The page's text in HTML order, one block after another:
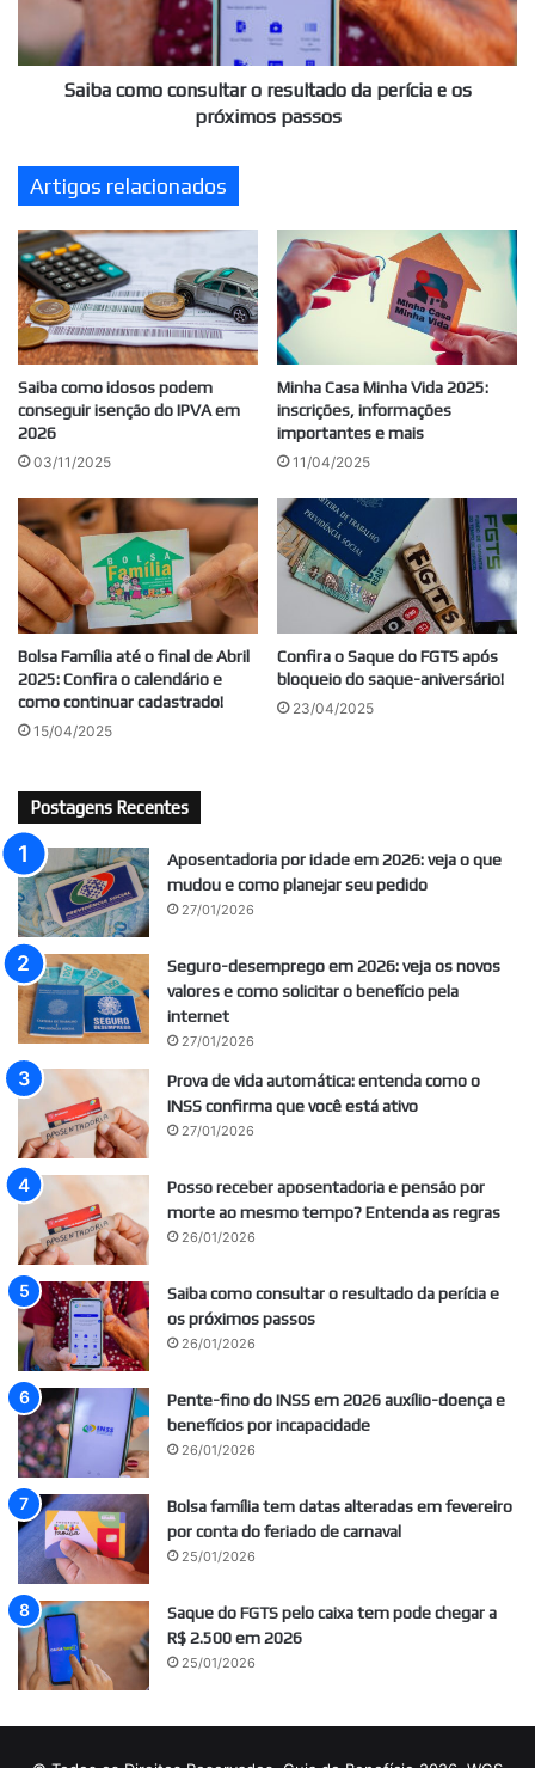
e
os
próximosSaiba como consultar o resultado da perícia e os
próximos passos
Artigos relacionados
Saiba como idosos podem
conseguir isenção do IPVA em
2026
03/11/2025
Minha Casa Minha Vida 2025:
inscrições, informações
importantes e mais
11/04/2025
Bolsa Família até o final de Abril
2025: Confira o calendário e
como continuar cadastrado!
15/04/2025
Confira o Saque do FGTS após
bloqueio do saque-aniversário!
23/04/2025
Postagens Recentes
Aposentadoria por idade em 2026: veja o que
mudou e como planejar seu pedido
27/01/2026
Seguro-desemprego em 2026: veja os novos
valores e como solicitar o benefício pela
internet
27/01/2026
Prova de vida automática: entenda como o
INSS confirma que você está ativo
27/01/2026
Posso receber aposentadoria e pensão por
morte ao mesmo tempo? Entenda as regras
26/01/2026
Saiba como consultar o resultado da perícia e
os próximos passos
26/01/2026
Pente-fino do INSS em 2026 auxílio-doença e
benefícios por incapacidade
26/01/2026
Bolsa família tem datas alteradas em fevereiro
por conta do feriado de carnaval
25/01/2026
Saque do FGTS pelo caixa tem pode chegar a
R$ 2.500 em 2026
25/01/2026